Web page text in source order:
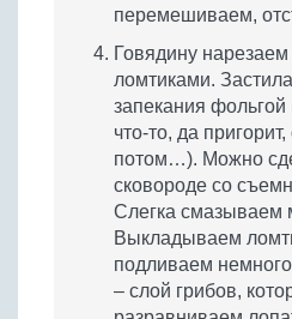
перемешиваем,
Говядину
ломтиками.
запекания
что-то, да
потом…). Можно
сковороде со
Слегка смазываем
Выкладываем
подливаем
– слой грибов,